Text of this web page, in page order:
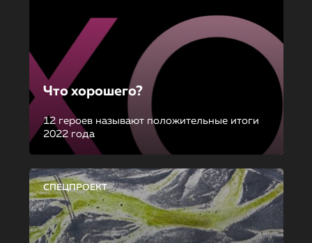
Что хорошего?
12 героев называют положительные итоги
2022 года
СПЕЦПРОЕКТ